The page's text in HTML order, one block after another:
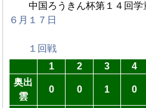
中国ろうきん杯第１４回
６月１７日
１回戦
1
2 3 4
奥出
雲
0 0 1 0